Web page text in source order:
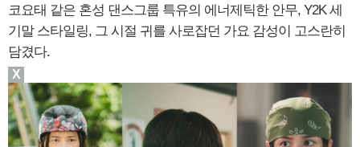
코요태 같은 혼성 댄스그룹 특유의 에너제틱한 안무, Y2K 세
기말 스타일링, 그 시절 귀를 사로잡던 가요 감성이 고스란히
담겼다.
X